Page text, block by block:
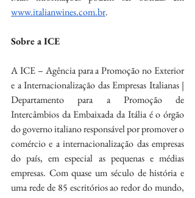
www.italianwines.com.br.
Sobre a ICE
A ICE – Agência para a Promoção no Exterior
e a Internacionalização das Empresas Italianas |
Departamento para a Promoção de
Intercâmbios da Embaixada da Itália é o órgão
do governo italiano responsável por promover o
comércio e a internacionalização das empresas
do país, em especial as pequenas e médias
empresas. Com quase um século de história e
uma rede de 85 escritórios ao redor do mundo,